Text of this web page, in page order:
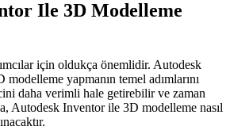
Ile 3D Modelleme
için oldukça önemlidir. Autodesk
yapmanın temel adımlarını
daha verimli hale getirebilir ve zaman
Autodesk Inventor ile 3D modelleme nasıl